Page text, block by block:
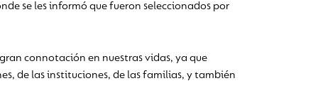
se les informó que fueron seleccionados por
connotación en nuestras vidas, ya que
de las instituciones, de las familias, y también